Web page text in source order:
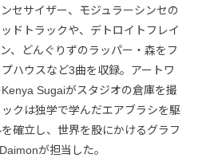
セサイザー、モジュラーシンセの
ドトラックや、デトロイトフレイ
、どんぐりずのラッパー・森をフ
ハウスなど3曲を収録。アートワ
Sugaiがスタジオの倉庫を撮
クは独学で学んだエアブラシを駆
確立し、世界を股にかけるグラフ
が担当した。